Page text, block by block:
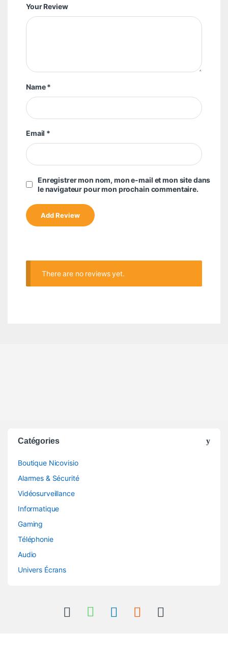
Your Review
Name*
Email *
Enregistrer mon nom, mon e-mail et mon site dans
le navigateur pour mon prochain commentaire.
There are no reviews yet.
Catégories
Boutique Nicovisio
Alarmes & Sécurité
Vidéosurveillance
Informatique
Gaming
Téléphonie
Audio
Univers Écrans